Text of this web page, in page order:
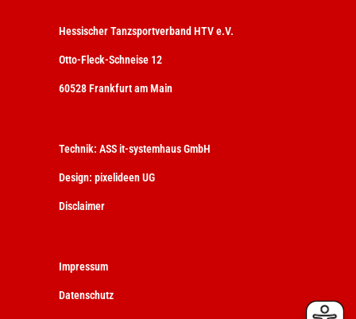
Hessischer Tanzsportverband HTV e.V.
Otto-Fleck-Schneise 12
60528 Frankfurt am Main
Technik: ASS it-systemhaus GmbH
Design: pixelideen UG
Disclaimer
Impressum
Datenschutz